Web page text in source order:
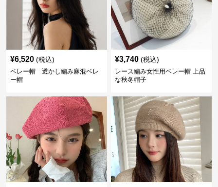
¥6,520 (税込)
ベレー帽 透かし編み麻混ベレ
ー帽
¥3,740 (税込)
レース編み女性用ベレー帽 上品
な秋冬帽子